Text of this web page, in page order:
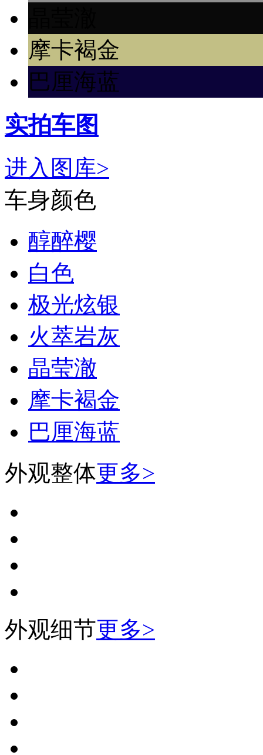
摩卡褐金
巴厘海蓝
实拍车图
进入图库>
车身颜色
醇醉樱
白色
极光炫银
火萃岩灰
晶莹澈
摩卡褐金
巴厘海蓝
外观整体更多>
外观细节更多>